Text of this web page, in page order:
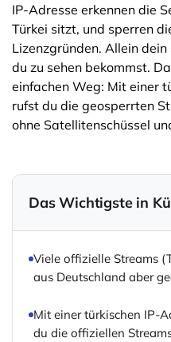
IP-Adresse erkennen die
Türkei sitzt, und sperren
Lizenzgründen. Allein
du zu sehen bekommst.
einfachen Weg: Mit einer
rufst du die geosperrten
ohne Satellitenschüssel
Das Wichtigste in
Viele offizielle Streams
aus Deutschland aber
Mit einer türkischen IP-
du die offiziellen